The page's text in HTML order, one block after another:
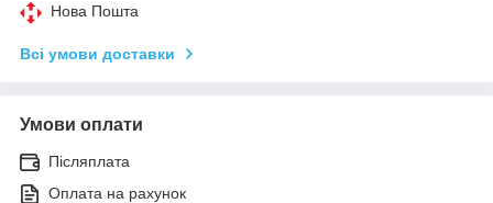
Нова Пошта
Всі умови доставки
Умови оплати
Післяплата
Оплата на рахунок